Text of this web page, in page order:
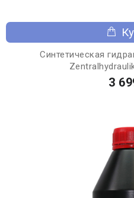
Синтетическая
3